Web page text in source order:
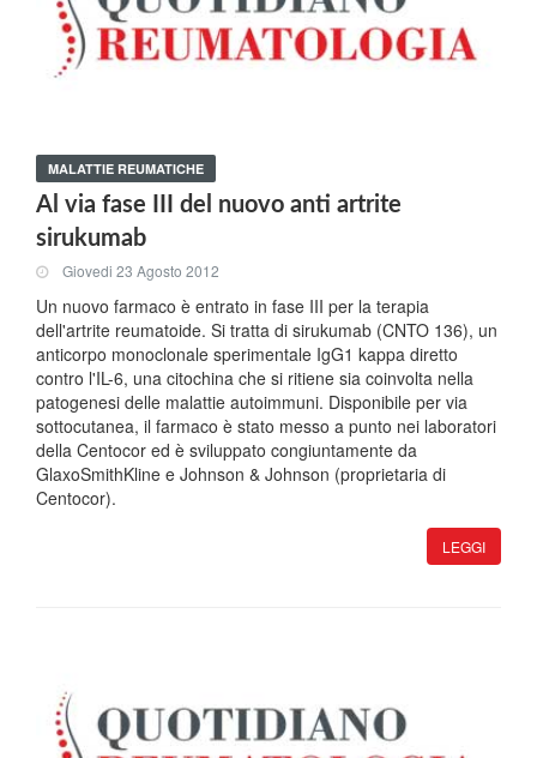
MALATTIE REUMATICHE
Al via fase III del nuovo anti artrite
sirukumab
Giovedi 23 Agosto 2012
Un nuovo farmaco è entrato in fase III per la terapia
dell'artrite reumatoide. Si tratta di sirukumab (CNTO 136), un
anticorpo monoclonale sperimentale IgG1 kappa diretto
contro l'IL-6, una citochina che si ritiene sia coinvolta nella
patogenesi delle malattie autoimmuni. Disponibile per via
sottocutanea, il farmaco è stato messo a punto nei laboratori
della Centocor ed è sviluppato congiuntamente da
GlaxoSmithKline e Johnson & Johnson (proprietaria di
Centocor).
LEGGI